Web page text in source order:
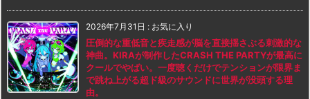
2026年7月31日 : お気に入り
圧倒的な重低音と疾走感が脳を直接揺さぶる刺激的な
神曲。KIRAが制作したCRASH THE PARTYが最高に
クールでやばい。一度聴くだけでテンションが限界ま
で跳ね上がる超ド級のサウンドに世界が没頭する理
由。